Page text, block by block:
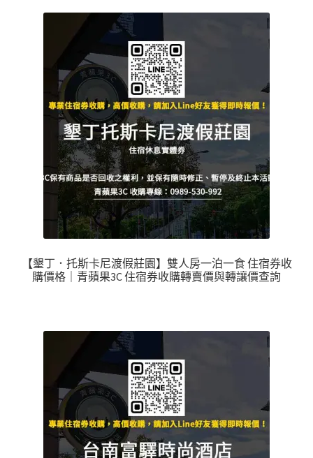
【墾丁．托斯卡尼渡假莊園】雙人房一泊一食 住宿券收
購價格｜青蘋果3C 住宿券收購轉賣價與轉讓價查詢